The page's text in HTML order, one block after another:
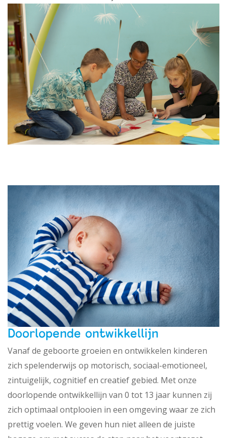
Doorlopende ontwikkellijn
Vanaf de geboorte groeien en ontwikkelen kinderen
zich spelenderwijs op motorisch, sociaal-emotioneel,
zintuigelijk, cognitief en creatief gebied. Met onze
doorlopende ontwikkellijn van 0 tot 13 jaar kunnen zij
zich optimaal ontplooien in een omgeving waar ze zich
prettig voelen. We geven hun niet alleen de juiste